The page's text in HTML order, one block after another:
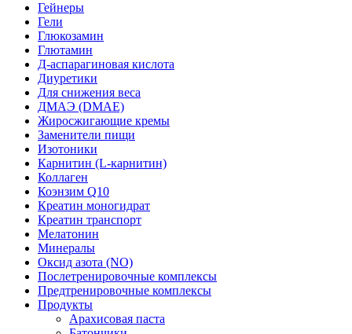
Гейнеры
Гели
Глюкозамин
Глютамин
Д-аспарагиновая кислота
Диуретики
Для снижения веса
ДМАЭ (DMAE)
Жиросжигающие кремы
Заменители пищи
Изотоники
Карнитин (L-карнитин)
Коллаген
Коэнзим Q10
Креатин моногидрат
Креатин транспорт
Мелатонин
Минералы
Оксид азота (NO)
Послетренировочные комплексы
Предтренировочные комплексы
Продукты
Арахисовая паста